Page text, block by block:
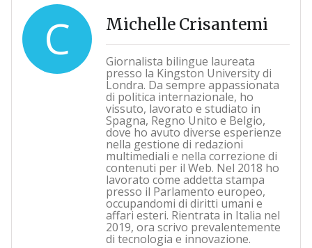
C Michelle Crisantemi
Giornalista bilingue laureata
presso la Kingston University di
Londra. Da sempre appassionata
di politica internazionale, ho
vissuto, lavorato e studiato in
Spagna, Regno Unito e Belgio,
dove ho avuto diverse esperienze
nella gestione di redazioni
multimediali e nella correzione di
contenuti per il Web. Nel 2018 ho
lavorato come addetta stampa
presso il Parlamento europeo,
occupandomi di diritti umani e
affari esteri. Rientrata in Italia nel
2019, ora scrivo prevalentemente
di tecnologia e innovazione.